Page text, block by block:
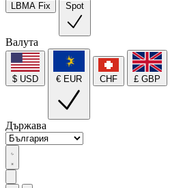
LBMA Fix Spot
Валута
$ USD € EUR CHF £ GBP
Държава